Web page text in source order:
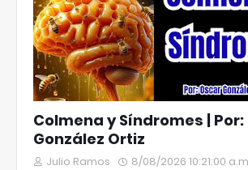
Colmena y Síndromes |
González Ortiz
Julio Ramos 8/08/2026 10:21:00